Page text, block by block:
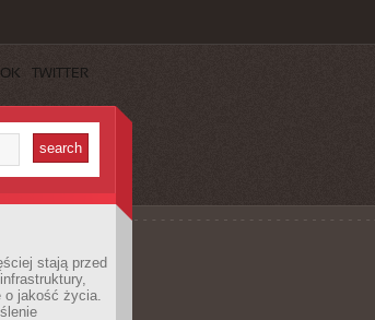
TWITTER
stają przed
o jakość życia.